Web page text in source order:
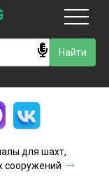
для шахт,
сооружений